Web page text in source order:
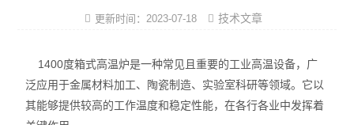
更新时间：2023-07-18 技术文章
1400度箱式高温炉是一种常见且重要的工业高温设备，广
泛应用于金属材料加工、陶瓷制造、实验室科研等领域。它以
其能够提供较高的工作温度和稳定性能，在各行各业中发挥着